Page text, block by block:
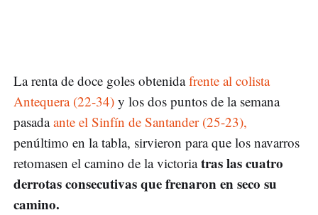
La renta de doce goles obtenidafrente al colista
Antequera (22-34) y los dos puntos de la semana
pasadaante el Sinfín de Santander (25-23),
penúltimo en la tabla, sirvieron para que los navarros
retomasen el camino de la victoriatras las cuatro
derrotas consecutivas que frenaron en seco su
camino.